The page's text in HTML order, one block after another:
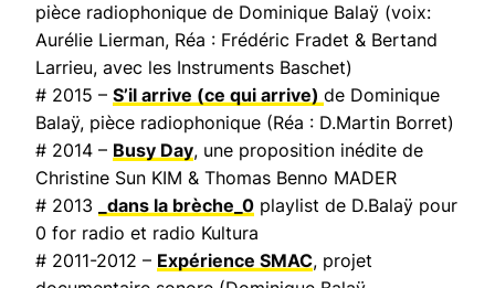
pièce radiophonique de Dominique Balaÿ (voix:
Aurélie Lierman, Réa : Frédéric Fradet & Bertand
Larrieu, avec les Instruments Baschet)
# 2015 – S’il arrive (ce qui arrive) de Dominique
Balaÿ, pièce radiophonique (Réa : D.Martin Borret)
# 2014 – Busy Day, une proposition inédite de
Christine Sun KIM & Thomas Benno MADER
# 2013
_dans la brèche_0 playlist de D.Balaÿ pour
0 for radio et radio Kultura
# 2011-2012 – Expérience SMAC, projet